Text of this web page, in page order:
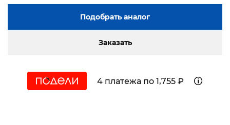
Подобрать аналог
Заказать
4 платежа по 1,755 ₽